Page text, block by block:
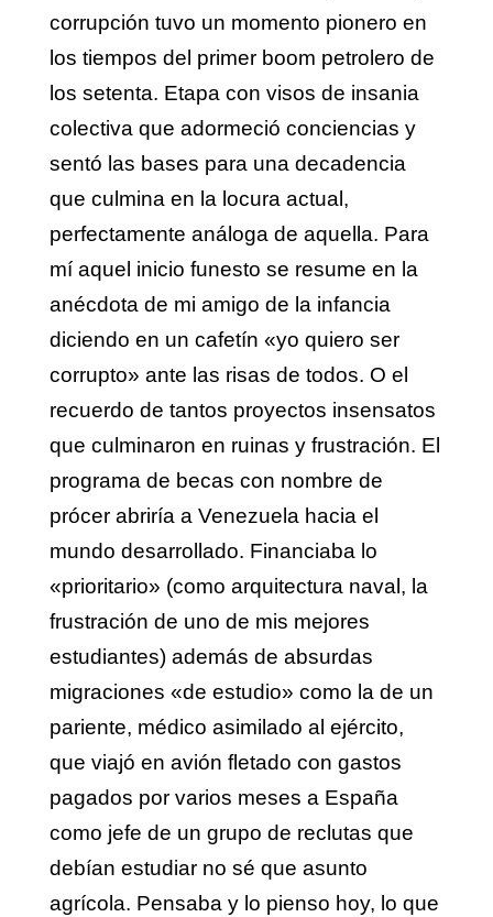
corrupción tuvo un momento pionero en
los tiempos del primer boom petrolero de
los setenta. Etapa con visos de insania
colectiva que adormeció conciencias y
sentó las bases para una decadencia
que culmina en la locura actual,
perfectamente análoga de aquella. Para
mí aquel inicio funesto se resume en la
anécdota de mi amigo de la infancia
diciendo en un cafetín «yo quiero ser
corrupto» ante las risas de todos. O el
recuerdo de tantos proyectos insensatos
que culminaron en ruinas y frustración. El
programa de becas con nombre de
prócer abriría a Venezuela hacia el
mundo desarrollado. Financiaba lo
«prioritario» (como arquitectura naval, la
frustración de uno de mis mejores
estudiantes) además de absurdas
migraciones «de estudio» como la de un
pariente, médico asimilado al ejército,
que viajó en avión fletado con gastos
pagados por varios meses a España
como jefe de un grupo de reclutas que
debían estudiar no sé que asunto
agrícola. Pensaba y lo pienso hoy, lo que